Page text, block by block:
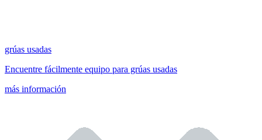
grúas usadas
Encuentre fácilmente equipo para grúas usadas
más información